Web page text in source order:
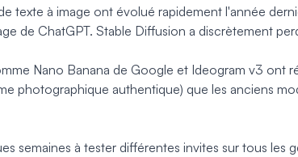
texte à image ont évolué rapidement l'année
de ChatGPT. Stable Diffusion a discrètement
Nano Banana de Google et Ideogram v3 ont
photographique authentique) que les anciens
semaines à tester différentes invites sur tous les